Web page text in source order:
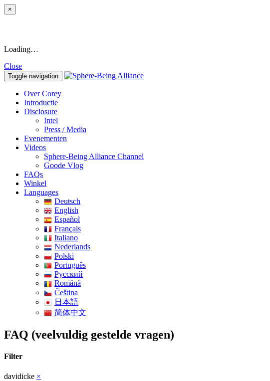
×
Loading…
Close
Toggle navigation
Over Corey
Introductie
Disclosure
Intel
Press / Media
Evenementen
Videos
Sphere-Being Alliance Channel
Goode Vlog
FAQs
Winkel
Languages
Deutsch
English
Español
Français
Italiano
Nederlands
Polski
Português
Pусский
Română
Čeština
日本語
简体中文
FAQ (veelvuldig gestelde vragen)
Filter
davidicke ×